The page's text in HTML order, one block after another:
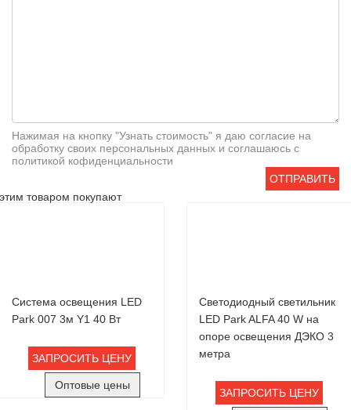
Нажимая на кнопку "Узнать стоимость" я даю согласие на
обработку своих персональных данных и соглашаюсь с
политикой кофиденциальности
ОТПРАВИТЬ
товаром покупают
Система освещения LED
Park 007 3м Y1 40 Вт
ЗАПРОСИТЬ ЦЕНУ
Оптовые цены
Светодиодный светильник
LED Park ALFA 40 W на
опоре освещения ДЭКО 3
метра
ЗАПРОСИТЬ ЦЕНУ